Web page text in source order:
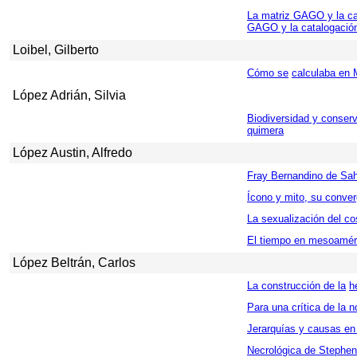
La matriz GAGO y la
GAGO y la
Loibel, Gilberto
Cómo se calculaba en
López Adrián, Silvia
Biodiversidad y
quimera
López Austin, Alfredo
Fray Bernandino de
Ícono y mito, su
La sexualización del
El tiempo en
López Beltrán, Carlos
La construcción de la
Para una crítica de la
Jerarquías y causas
Necrológica de